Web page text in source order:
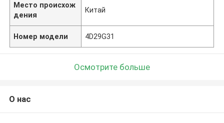
Место происхож
дения
Китай
Номер модели 4D29G31
Осмотрите больше
О нас